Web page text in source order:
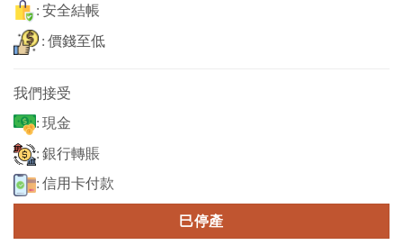
: 安全結帳
: 價錢至低
我們接受
: 現金
: 銀行轉賬
: 信用卡付款
巳停產